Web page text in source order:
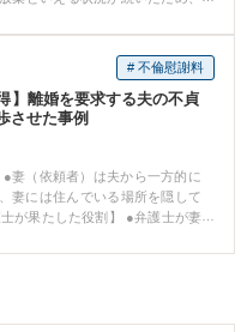
出るなど行動を改めなかった。
り、妻と別居し離婚を求めた。
な連れ去りを主張し、子どもの
たため、依頼者が当事務所の弁
応】 本件では、子どもは、父・
なショックを見せていた。 この
できる限り軽減させ、子どもの
結することを依頼者に十分説明
、母親との面会交流にも柔軟に
。 この結果、夫の実家での生活
子どもと母親との関係維持が図
されている子どもの現状を変え
# 不倫慰謝料
】離婚を要求する夫の不貞
させた事例
妻（依頼者）は夫から一方的に
妻には住んでいる場所を隠して
が果たした役割】 ●弁護士が妻
居していることが判明した。 ●
強く交渉した。 【結果】 ●夫